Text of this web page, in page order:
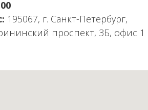
195067, г. Санкт-Петербург,
проспект, 3Б, офис 1